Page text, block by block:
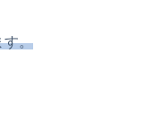
す。